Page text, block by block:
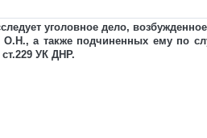
уголовное дело,
а также подчиненных ему по
УК ДНР.